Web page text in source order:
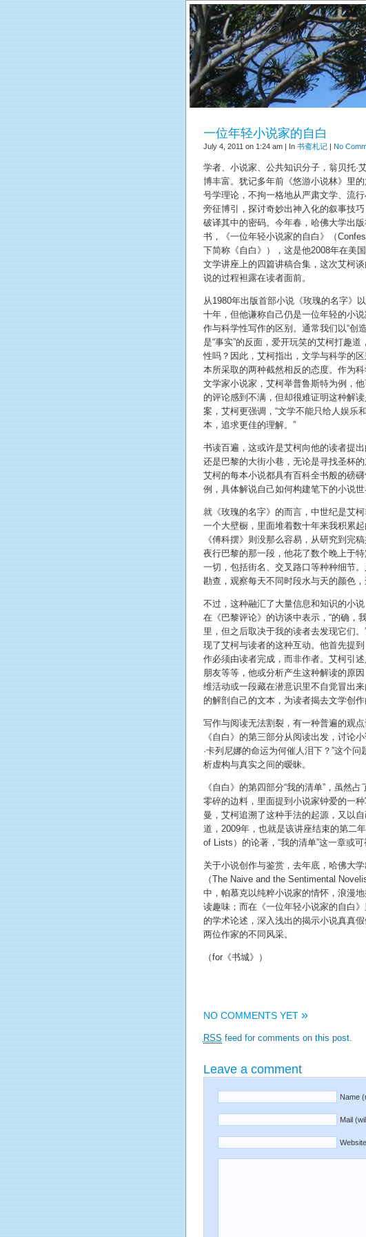
一位年轻小说家的自白
July 4, 2011 on 1:24 am | In 书斋札记| No
学者、小说家、公共知识分子，翁贝托·
博丰富。犹记多年前《悠游小说林》里
号学理论，不拘一格地从严肃文学、流
旁征博引，探讨奇妙出神入化的叙事技
破译其中的密码。今年春，哈佛大学出
书，《一位年轻小说家的自白》（
下简称《自白》），这是他2008年在美
文学讲座上的四篇讲稿合集，这次艾柯
说的过程袒露在读者面前。
从1980年出版首部小说《玫瑰的名字》
十年，但他谦称自己仍是一位年轻的小
作与科学性写作的区别。通常我们以“创
是“事实”的反面，爱开玩笑的艾柯打趣
性吗？因此，艾柯指出，文学与科学的
本所采取的两种截然相反的态度。作为
文学家小说家，艾柯举普鲁斯特为例，
的评论感到不满，但却很难证明这种解
案，艾柯更强调，“文学不能只给人娱乐
本，追求更佳的理解。”
书读百遍，这或许是艾柯向他的读者提
还是巴黎的大街小巷，无论是寻找圣杯
艾柯的每本小说都具有百科全书般的磅
例，具体解说自己如何构建笔下的小说世
就《玫瑰的名字》的而言，中世纪是艾
一个大壁橱，里面堆着数十年来我积累
《傅科摆》则没那么容易，从研究到完
夜行巴黎的那一段，他花了数个晚上于
一切，包括街名、交叉路口等种种细节
勘查，观察每天不同时段水与天的颜色
不过，这种融汇了大量信息和知识的小
在《巴黎评论》的访谈中表示，“的确，
里，但之后取决于我的读者去发现它们
现了艾柯与读者的这种互动。他首先提
作必须由读者完成，而非作者。艾柯引
朋友等等，他或分析产生这种解读的原
维活动或一段藏在潜意识里不自觉冒出
的解剖自己的文本，为读者揭去文学创作
写作与阅读无法割裂，有一种普遍的观
《自白》的第三部分从阅读出发，讨论
·卡列尼娜的命运为何催人泪下？”这个
析虚构与真实之间的暧昧。
《自白》的第四部分“我的清单”，虽然
零碎的边料，里面提到小说家钟爱的一
曼，艾柯追溯了这种手法的起源，又以
道，2009年，也就是该讲座结束的第二
of Lists）的论著，“我的清单”这一章或可
关于小说创作与鉴赏，去年底，哈佛大
（The Naive and the Sentimental
中，帕慕克以纯粹小说家的情怀，浪漫
读趣味；而在《一位年轻小说家的自白
的学术论述，深入浅出的揭示小说真真
两位作家的不同风采。
（for《书城》）
NO COMMENTS YET »
RSS feed for comments on this post.
Leave a comment
Name
Mail
Website